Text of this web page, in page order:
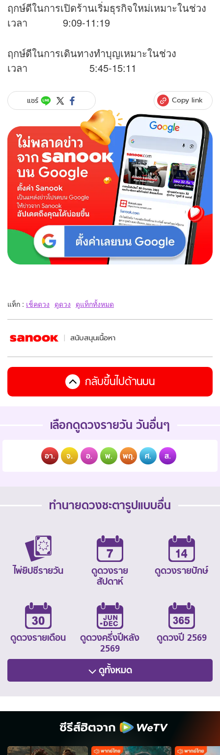
ฤกษ์ดีในการเปิดร้านเริ่มธุรกิจใหม่เหมาะในช่วง
เวลา 9:09-11:19
ฤกษ์ดีในการเดินทางทำบุญเหมาะในช่วง
เวลา 5:45-15:11
แชร์ Copy link
แท็ก : เช็คดวง ดูดวง ดูแท็กทั้งหมด
สนับสนุนเนื้อหา
กลับขึ้นไปด้านบน
เลือกดูดวงรายวัน วันอื่นๆ
อา. จ. อ. พ. พฤ. ศ. ส.
ทำนายดวงชะตารูปแบบอื่น
ไพ่ยิปซีรายวัน
ดูดวงราย
สัปดาห์
ดูดวงรายปักษ์
ดูดวงรายเดือน
ดูดวงครึ่งปีหลัง
2569
ดูดวงปี 2569
ดูทั้งหมด
ซีรีส์ฮิตจาก